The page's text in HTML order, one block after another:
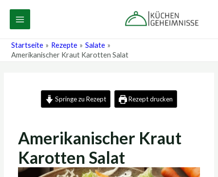
Inhalt
MAIN
MENU
Startseite Rezepte
Salate
Amerikanischer Kraut Karotten Salat
Springe zu Rezept Rezept drucken
Amerikanischer Kraut
Karotten Salat